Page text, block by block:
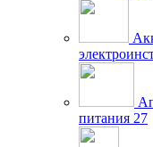
питания 27